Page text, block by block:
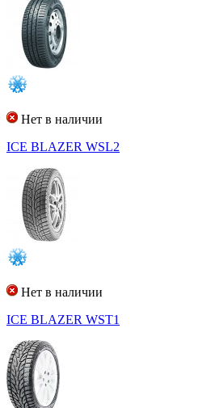
Нет в наличии
ICE BLAZER WSL2
Нет в наличии
ICE BLAZER WST1